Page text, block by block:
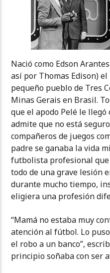
Nació como Edson
así por Thomas Edison)
pequeño pueblo de Tres
Minas Gerais en Brasil.
que el apodo Pelé le
admite que no está
compañeros de juegos
padre se ganaba la vida
futbolista profesional
todo de una grave lesión
durante mucho tiempo,
eligiera una profesión
“Mamá no estaba muy
atención al fútbol. Lo
el robo a un banco”,
principio soñaba con ser